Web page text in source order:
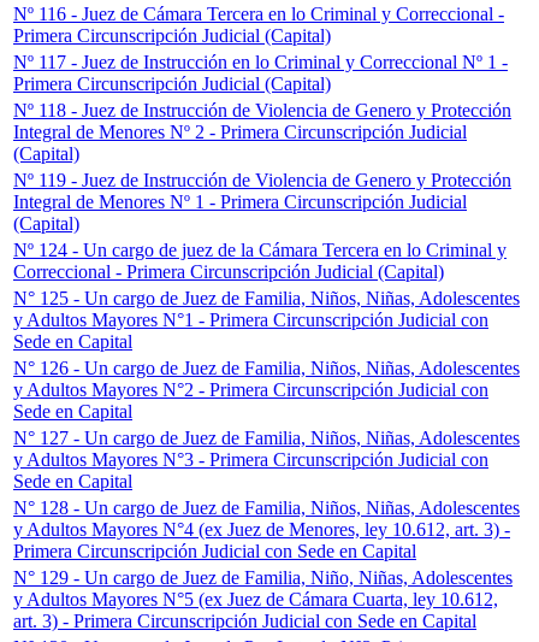
Nº 116 - Juez de Cámara Tercera en lo Criminal y Correccional -
Primera Circunscripción Judicial (Capital)
Nº 117 - Juez de Instrucción en lo Criminal y Correccional Nº 1 -
Primera Circunscripción Judicial (Capital)
Nº 118 - Juez de Instrucción de Violencia de Genero y Protección
Integral de Menores Nº 2 - Primera Circunscripción Judicial
(Capital)
Nº 119 - Juez de Instrucción de Violencia de Genero y Protección
Integral de Menores Nº 1 - Primera Circunscripción Judicial
(Capital)
Nº 124 - Un cargo de juez de la Cámara Tercera en lo Criminal y
Correccional - Primera Circunscripción Judicial (Capital)
N° 125 - Un cargo de Juez de Familia, Niños, Niñas, Adolescentes
y Adultos Mayores N°1 - Primera Circunscripción Judicial con
Sede en Capital
N° 126 - Un cargo de Juez de Familia, Niños, Niñas, Adolescentes
y Adultos Mayores N°2 - Primera Circunscripción Judicial con
Sede en Capital
N° 127 - Un cargo de Juez de Familia, Niños, Niñas, Adolescentes
y Adultos Mayores N°3 - Primera Circunscripción Judicial con
Sede en Capital
N° 128 - Un cargo de Juez de Familia, Niños, Niñas, Adolescentes
y Adultos Mayores N°4 (ex Juez de Menores, ley 10.612, art. 3) -
Primera Circunscripción Judicial con Sede en Capital
N° 129 - Un cargo de Juez de Familia, Niño, Niñas, Adolescentes
y Adultos Mayores N°5 (ex Juez de Cámara Cuarta, ley 10.612,
art. 3) - Primera Circunscripción Judicial con Sede en Capital